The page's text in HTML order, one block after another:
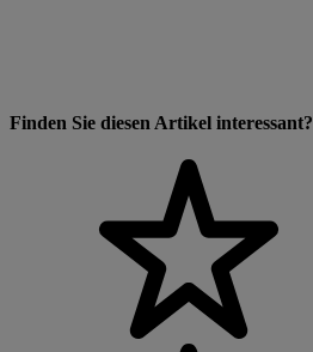
Finden Sie diesen Artikel